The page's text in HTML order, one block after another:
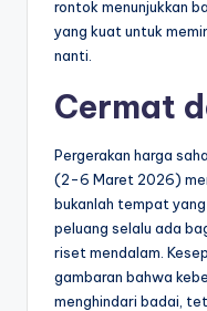
rontok menunjukkan
yang kuat untuk
nanti.
Cermat
Pergerakan harga
(2-6 Maret 2026)
bukanlah tempat
peluang selalu ada
riset mendalam.
gambaran bahwa
menghindari badai,